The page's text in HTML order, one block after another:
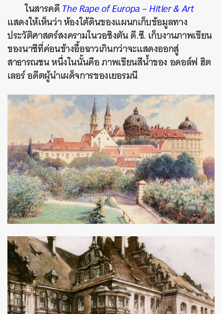
ในสารคดีThe Rape of Europa – Hitler & Art
แสดงให้เห็นว่า ห้องใต้ดินของแผนกเก็บข้อมูลทาง
ประวัติศาสตร์สงครามในวอชิงตัน ดี.ซี. เก็บงานภาพเขียน
ของนาซีที่ค่อนข้างอื้อฉาวเกินกว่าจะแสดงออกสู่
สาธารณชน หนึ่งในนั้นคือ ภาพเขียนสีน้ำของ อดอล์ฟ ฮิต
เลอร์ อดีตผู้นำเผด็จการของเยอรมนี